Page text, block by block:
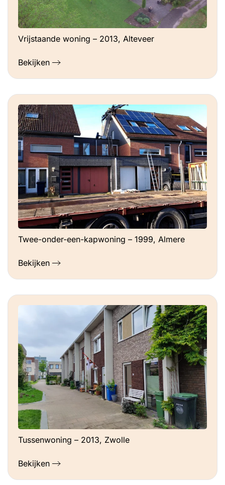
Vrijstaande woning – 2013, Alteveer
Bekijken
Twee-onder-een-kapwoning – 1999, Almere
Bekijken
Tussenwoning – 2013, Zwolle
Bekijken